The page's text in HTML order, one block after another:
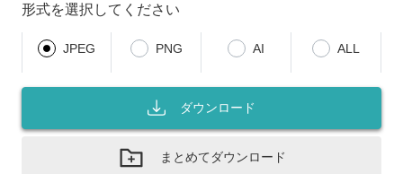
形式を選択してください
JPEG PNG AI ALL
ダウンロード
まとめてダウンロード